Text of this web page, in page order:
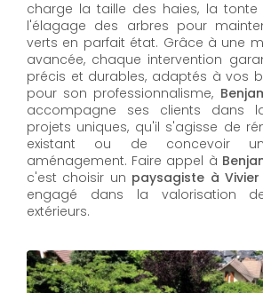
charge la taille des haies, la
l'élagage des arbres pour
verts en parfait état. Grâce à une
avancée, chaque intervention
précis et durables, adaptés à vos
pour son professionnalisme,
accompagne ses clients dans
projets uniques, qu'il s'agisse de
existant ou de concevoir
aménagement. Faire appel à
c'est choisir un paysagiste à
engagé dans la valorisation
extérieurs.